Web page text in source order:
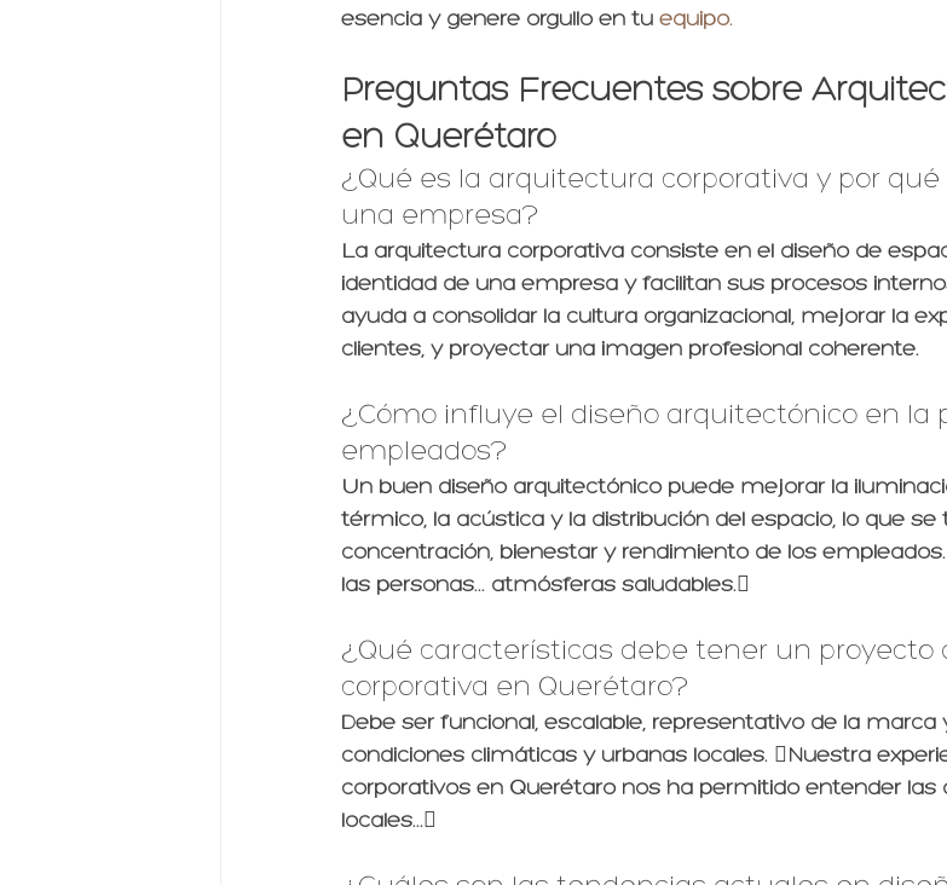
esencia y genere orgullo en tu equipo.
Preguntas Frecuentes sobre
en Querétaro
¿Qué es la arquitectura corporativa y por
una empresa?
La arquitectura corporativa consiste en el diseño de
identidad de una empresa y facilitan sus procesos
ayuda a consolidar la cultura organizacional, mejorar la
clientes, y proyectar una imagen profesional coherente.
¿Cómo influye el diseño arquitectónico en la
empleados?
Un buen diseño arquitectónico puede mejorar la
térmico, la acústica y la distribución del espacio, lo que
concentración, bienestar y rendimiento de los
las personas... atmósferas saludables.
¿Qué características debe tener un proyecto
corporativa en Querétaro?
Debe ser funcional, escalable, representativo de la marca
condiciones climáticas y urbanas locales. Nuestra
corporativos en Querétaro nos ha permitido entender
locales...